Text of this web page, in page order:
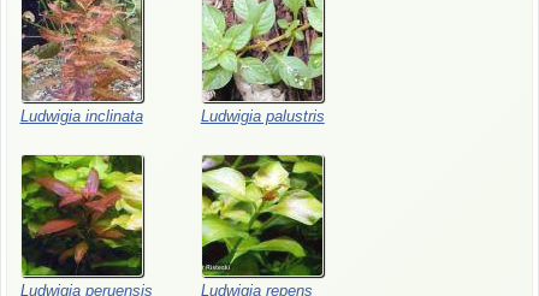
Ludwigia inclinata Ludwigia palustris
Ludwigia peruensis Ludwigia repens